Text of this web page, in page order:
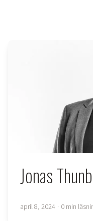
Jonas
april 8, 2024 · 0 min